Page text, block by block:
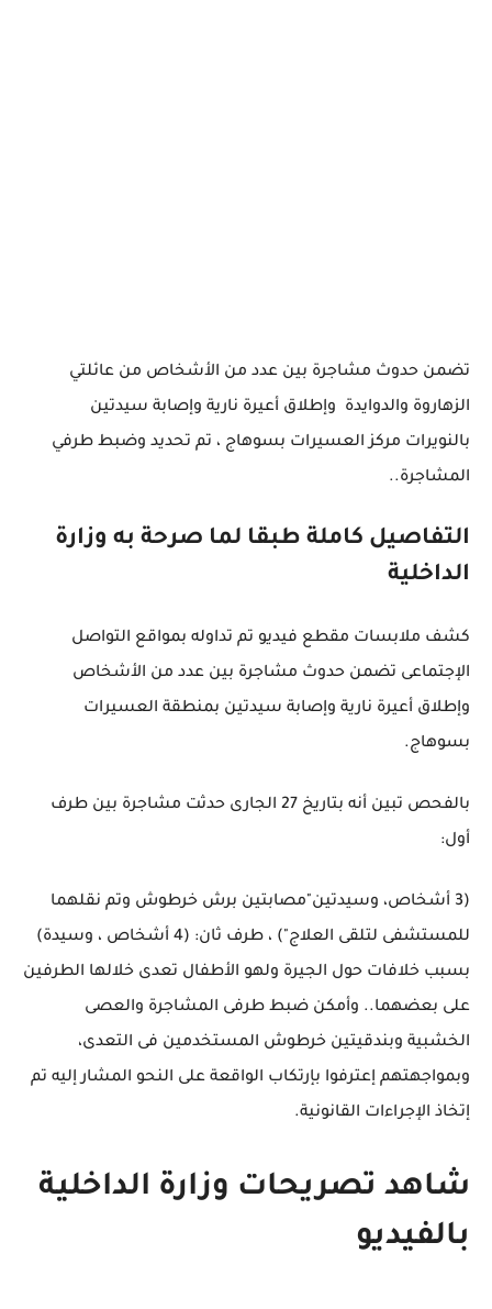
تضمن حدوث مشاجرة بين عدد من الأشخاص من عائلتي
الزهاروة والدوايدة وإطلاق أعيرة نارية وإصابة سيدتين
بالنويرات مركز العسيرات بسوهاج ، تم تحديد وضبط طرفي
المشاجرة..
التفاصيل كاملة طبقا لما صرحة به وزارة
الداخلية
كشف ملابسات مقطع فيديو تم تداوله بمواقع التواصل
الإجتماعى تضمن حدوث مشاجرة بين عدد من الأشخاص
وإطلاق أعيرة نارية وإصابة سيدتين بمنطقة العسيرات
بسوهاج.
بالفحص تبين أنه بتاريخ 27 الجارى حدثت مشاجرة بين طرف
أول:
(3 أشخاص، وسيدتين"مصابتين برش خرطوش وتم نقلهما
للمستشفى لتلقى العلاج") ، طرف ثان: (4 أشخاص ، وسيدة)
بسبب خلافات حول الجيرة ولهو الأطفال تعدى خلالها الطرفين
على بعضهما.. وأمكن ضبط طرفى المشاجرة والعصى
الخشبية وبندقيتين خرطوش المستخدمين فى التعدى،
وبمواجهتهم إعترفوا بإرتكاب الواقعة على النحو المشار إليه تم
إتخاذ الإجراءات القانونية.
شاهد تصريحات وزارة الداخلية
بالفيديو